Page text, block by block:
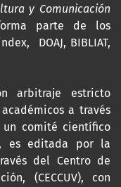
y Comunicación
parte de los
DOAJ, BIBLIAT,
arbitraje estricto
a través
comité científico
es editada por la
del Centro de
(CECCUV), con